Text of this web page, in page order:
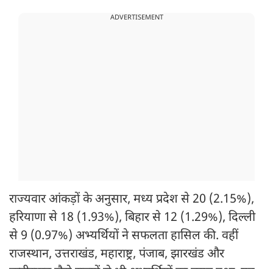
ADVERTISEMENT
राज्यवार आंकड़ों के अनुसार, मध्य प्रदेश से 20 (2.15%),
हरियाणा से 18 (1.93%), बिहार से 12 (1.29%), दिल्ली
से 9 (0.97%) अभ्यर्थियों ने सफलता हासिल की. वहीं
राजस्थान, उत्तराखंड, महाराष्ट्र, पंजाब, झारखंड और